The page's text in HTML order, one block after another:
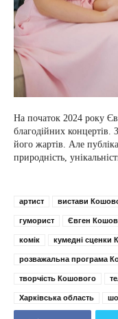
На початок 2024 року
благодійних концертів.
його жартів. Але
природність,
артист вистави
гуморист Євген
комік кумедні сценки
розважальна програма
творчість Кошового
Харківська область